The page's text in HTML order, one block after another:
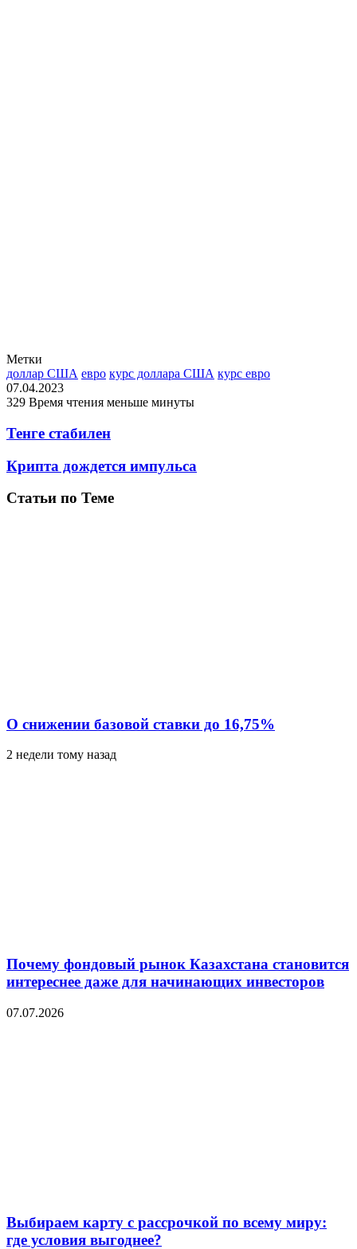
Метки
доллар США евро курс доллара США курс евро
07.04.2023
329 Время чтения меньше минуты
Тенге стабилен
Крипта дождется импульса
Статьи по Теме
О снижении базовой ставки до 16,75%
2 недели тому назад
Почему фондовый рынок Казахстана становится
интереснее даже для начинающих инвесторов
07.07.2026
Выбираем карту с рассрочкой по всему миру:
где условия выгоднее?